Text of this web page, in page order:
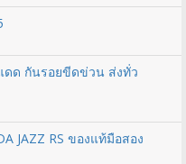
ด กันรอยขีดข่วน ส่งทั่ว
JAZZ RS ของแท้มือสอง